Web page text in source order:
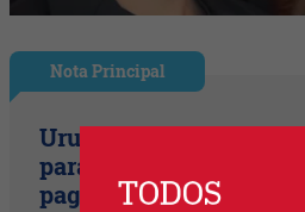
Nota Principal
Uruguay empieza a
para una movilidad
paga si el auto sin